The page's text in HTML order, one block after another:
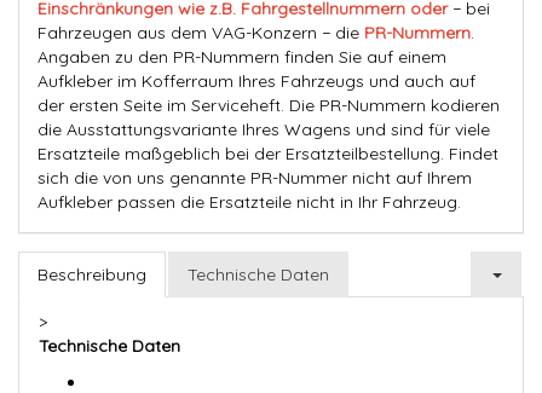
Einschränkungen wie z.B. Fahrgestellnummern oder− bei
Fahrzeugen aus dem VAG-Konzern − die PR-Nummern
Angaben zu den PR-Nummern finden Sie auf einem
Aufkleber im Kofferraum Ihres Fahrzeugs und auch auf
der ersten Seite im Serviceheft. Die PR-Nummern kodieren
die Ausstattungsvariante Ihres Wagens und sind für viele
Ersatzteile maßgeblich bei der Ersatzteilbestellung. Findet
sich die von uns genannte PR-Nummer nicht auf Ihrem
Aufkleber passen die Ersatzteile nicht in Ihr Fahrzeug.
Beschreibung Technische Daten
>
Technische Daten